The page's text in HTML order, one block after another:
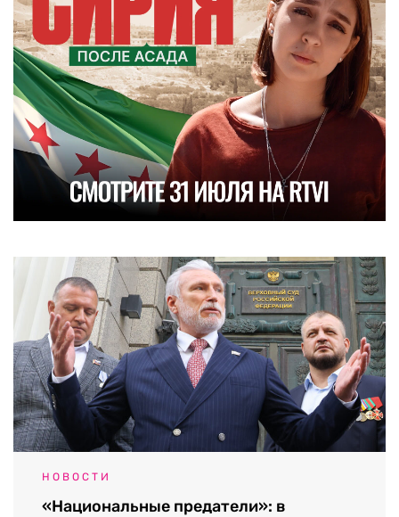
НОВОСТИ
«Национальные предатели»: в